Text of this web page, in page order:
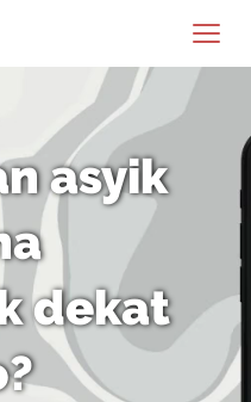
asyik
dekat